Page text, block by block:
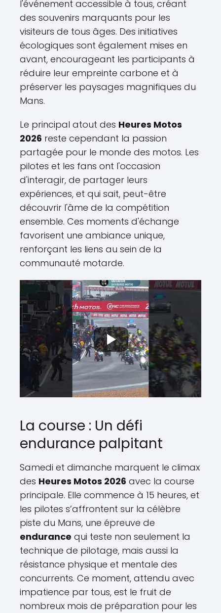
l'événement accessible à tous, créant
des souvenirs marquants pour les
visiteurs de tous âges. Des initiatives
écologiques sont également mises en
avant, encourageant les participants à
réduire leur empreinte carbone et à
préserver les paysages magnifiques du
Mans.
Le principal atout des Heures Motos
2026 reste cependant la passion
partagée pour le monde des motos. Les
pilotes et les fans ont l'occasion
d'interagir, de partager leurs
expériences, et qui sait, peut-être
découvrir l'âme de la compétition
ensemble. Ces moments d'échange
favorisent une ambiance unique,
renforçant les liens au sein de la
communauté motarde.
La course : Un défi
endurance palpitant
Samedi et dimanche marquent le climax
des Heures Motos 2026 avec la course
principale. Elle commence à 15 heures, et
les pilotes s’affrontent sur la célèbre
piste du Mans, une épreuve de
endurance qui teste non seulement la
technique de pilotage, mais aussi la
résistance physique et mentale des
concurrents. Ce moment, attendu avec
impatience par tous, est le fruit de
nombreux mois de préparation pour les